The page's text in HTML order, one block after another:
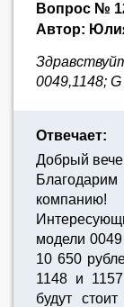
Вопрос №
Автор:
0049,1148;
Отвечает:
Добрый
компанию!
модели
10 650
1148 и
будут